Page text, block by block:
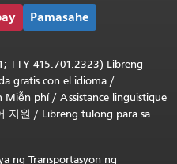
Pamasahe
TTY 415.701.2323) Libreng
gratis con el idioma /
Miễn phí/ Assistance linguistique
지원 / Libreng tulong para sa
ng Transportasyon ng